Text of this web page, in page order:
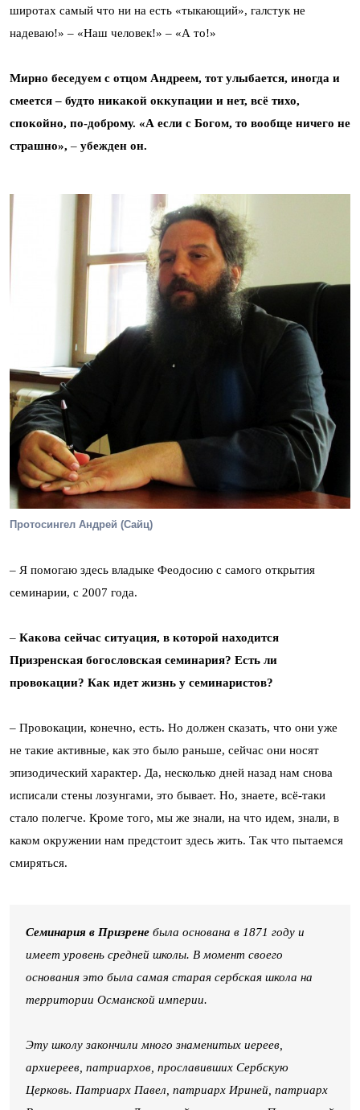
широтах самый что ни на есть «тыкающий», галстук не
надеваю!» – «Наш человек!» – «А то!»
Мирно беседуем c отцом Андреем, тот улыбается, иногда и
смеется – будто никакой оккупации и нет, всё тихо,
спокойно, по-доброму. «А если с Богом, то вообще ничего не
страшно», – убежден он.
Протосингел Андрей (Сайц)
– Я помогаю здесь владыке Феодосию с самого открытия
семинарии, с 2007 года.
– Какова сейчас ситуация, в которой находится
Призренская богословская семинария? Есть ли
провокации? Как идет жизнь у семинаристов?
– Провокации, конечно, есть. Но должен сказать, что они уже
не такие активные, как это было раньше, сейчас они носят
эпизодический характер. Да, несколько дней назад нам снова
исписали стены лозунгами, это бывает. Но, знаете, всё-таки
стало полегче. Кроме того, мы же знали, на что идем, знали, в
каком окружении нам предстоит здесь жить. Так что пытаемся
смиряться.
Семинария в Призрене была основана в 1871 году и
имеет уровень средней школы. В момент своего
основания это была самая старая сербская школа на
территории Османской империи.
Эту школу закончили много знаменитых иереев,
архиереев, патриархов, прославивших Сербскую
Церковь. Патриарх Павел, патриарх Ириней, патриарх